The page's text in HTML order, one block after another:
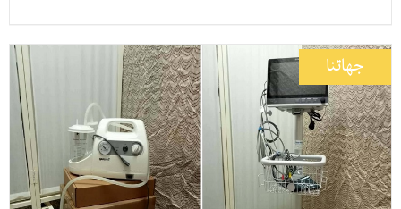
جهاتنا